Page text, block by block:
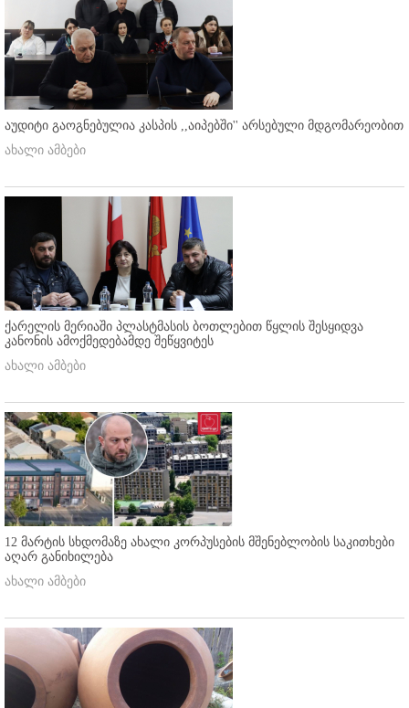
აუდიტი გაოგნებულია კასპის ,,აიპებში'' არსებული მდგომარეობით
ახალი ამბები
ქარელის მერიაში პლასტმასის ბოთლებით წყლის შესყიდვა
კანონის ამოქმედებამდე შეწყვიტეს
ახალი ამბები
12 მარტის სხდომაზე ახალი კორპუსების მშენებლობის საკითხები
აღარ განიხილება
ახალი ამბები